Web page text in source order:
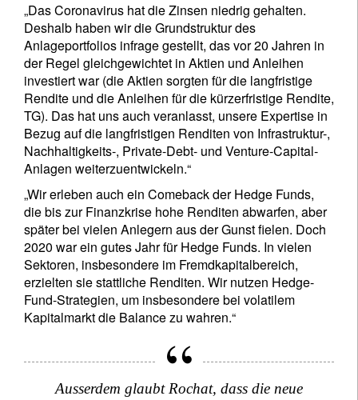
„Das Coronavirus hat die Zinsen niedrig gehalten.
Deshalb haben wir die Grundstruktur des
Anlageportfolios infrage gestellt, das vor 20 Jahren in
der Regel gleichgewichtet in Aktien und Anleihen
investiert war (die Aktien sorgten für die langfristige
Rendite und die Anleihen für die kürzerfristige Rendite,
TG). Das hat uns auch veranlasst, unsere Expertise in
Bezug auf die langfristigen Renditen von Infrastruktur-,
Nachhaltigkeits-, Private-Debt- und Venture-Capital-
Anlagen weiterzuentwickeln.“
„Wir erleben auch ein Comeback der Hedge Funds,
die bis zur Finanzkrise hohe Renditen abwarfen, aber
später bei vielen Anlegern aus der Gunst fielen. Doch
2020 war ein gutes Jahr für Hedge Funds. In vielen
Sektoren, insbesondere im Fremdkapitalbereich,
erzielten sie stattliche Renditen. Wir nutzen Hedge-
Fund-Strategien, um insbesondere bei volatilem
Kapitalmarkt die Balance zu wahren.“
Ausserdem glaubt Rochat, dass die neue